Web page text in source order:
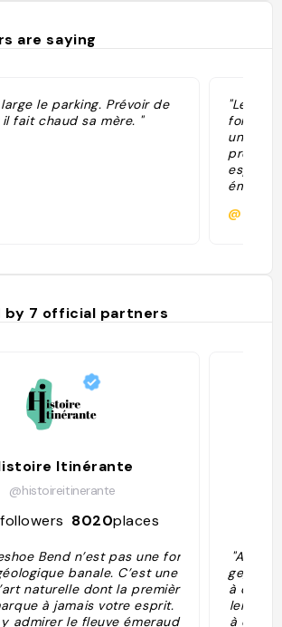
are saying
le parking. Prévoir de
il fait chaud sa mère. "
"Le
une
esprit.
by 7 official partners
Itinérante
@histoireitinerante
followers 8020places
Bend n’est pas une for
banale. C’est une
naturelle dont la premièr
à jamais votre esprit.
admirer le fleuve émeraud
"A
ge,
à
len
à